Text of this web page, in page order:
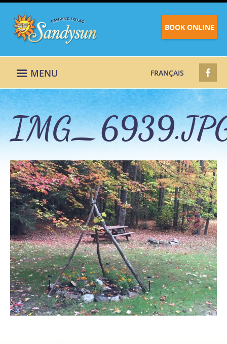
BOOK ONLINE
MENU FRANÇAIS
IMG_6939.JPG